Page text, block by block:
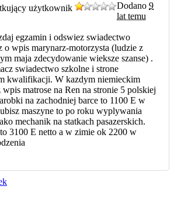
użytkownik Dodano 9
lat temu
egzamin i odswiez swiadectwo
o wpis marynarz-motorzysta (ludzie z
maja zdecydowanie wieksze szanse) .
swiadectwo szkolne i strone
kwalifikacji. W kazdym niemieckim
wpis matrose na Ren na stronie 5 polskiej
na zachodniej barce to 1100 E w
maszyne to po roku wyplywania
mechanik na statkach pasazerskich.
3100 E netto a w zimie ok 2200 w